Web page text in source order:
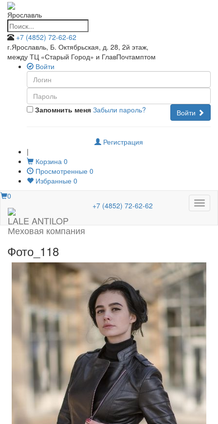
Ярославль
+7 (4852) 72-62-62
г.Ярославль, Б. Октябрьская, д. 28, 2й этаж,
между ТЦ «Старый Город» и ГлавПочтамптом
Войти
Запомнить меня Войти
Забыли пароль?
Регистрация
|
Корзина 0
Просмотренные 0
Избранные 0
Меню
0
LALE ANTILOP
Меховая компания
+7 (4852) 72-62-62
Фото_118